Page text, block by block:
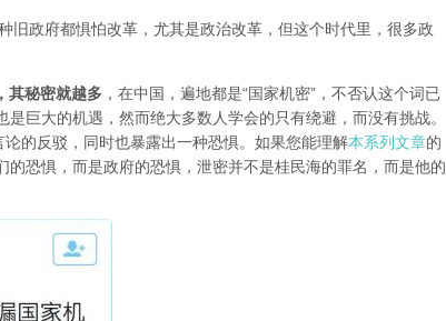
旧政府都惧怕改革，尤其是政治改革，但这个时代里，很多政
其秘密就越多 ，在中国，遍地都是“国家机密”，不否认这个词已
巨大的机遇，然而绝大多数人学会的只有绕避，而没有挑战。
的反驳，同时也暴露出一种恐惧。如果您能理解本系列文章的
恐惧，而是政府的恐惧，泄密并不是桂民海的罪名，而是他的